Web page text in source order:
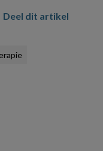
Deel dit artikel